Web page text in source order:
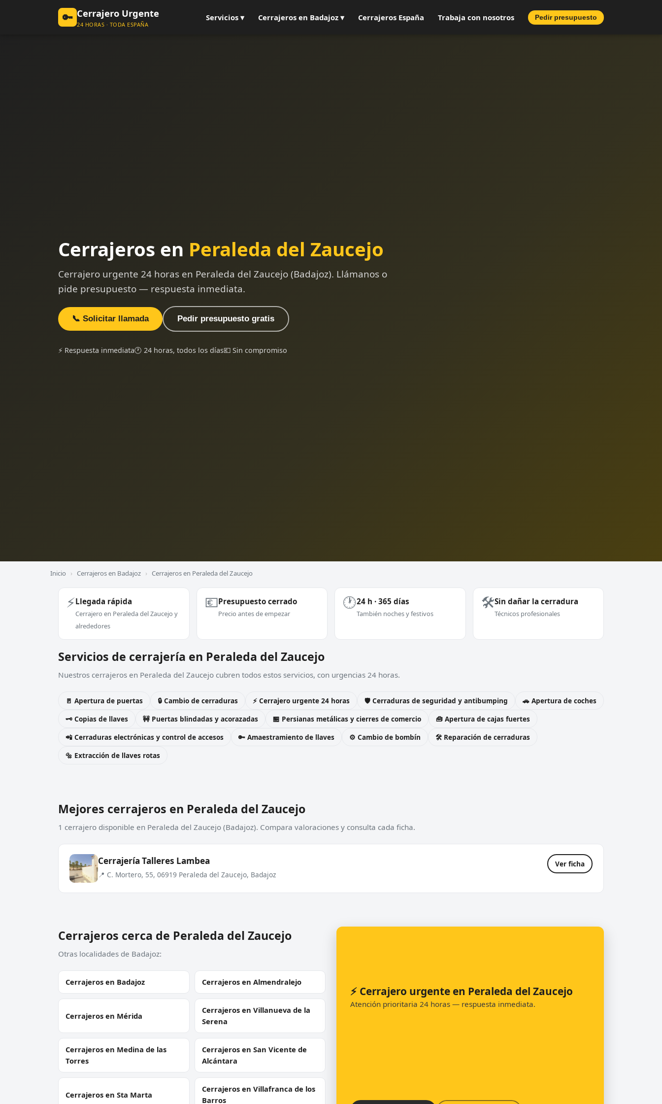
🔑 Cerrajero Urgente
24 HORAS · TODA ESPAÑA
Servicios ▾ Cerrajeros en Badajoz ▾ Cerrajeros España Trabaja con nosotros Pedir presupuesto
Cerrajeros en Peraleda del Zaucejo
Cerrajero urgente 24 horas en Peraleda del Zaucejo (Badajoz). Llámanos o
pide presupuesto — respuesta inmediata.
📞 Solicitar llamada Pedir presupuesto gratis
⚡ Respuesta inmediata🕐 24 horas, todos los días💶 Sin compromiso
Inicio › Cerrajeros en Badajoz › Cerrajeros en Peraleda del Zaucejo
⚡Llegada rápida
Cerrajero en Peraleda del Zaucejo y
alrededores
💶Presupuesto cerrado
Precio antes de empezar
🕐24 h · 365 días
También noches y festivos
🛠️Sin dañar la cerradura
Técnicos profesionales
Servicios de cerrajería en Peraleda del Zaucejo
Nuestros cerrajeros en Peraleda del Zaucejo cubren todos estos servicios, con urgencias 24 horas.
🚪 Apertura de puertas 🔒 Cambio de cerraduras ⚡ Cerrajero urgente 24 horas 🛡️ Cerraduras de seguridad y antibumping
🚗 Apertura de coches
🗝️ Copias de llaves
🚧 Puertas blindadas y acorazadas 🏪 Persianas metálicas y cierres de comercio
🧰 Apertura de cajas fuertes
📲 Cerraduras electrónicas y control de accesos
🔑 Amaestramiento de llaves ⚙️ Cambio de bombín
🛠️ Reparación de cerraduras
🔩 Extracción de llaves rotas
Mejores cerrajeros en Peraleda del Zaucejo
1 cerrajero disponible en Peraleda del Zaucejo (Badajoz). Compara valoraciones y consulta cada ficha.
Cerrajería Talleres Lambea
📍 C. Mortero, 55, 06919 Peraleda del Zaucejo, Badajoz
Ver ficha
Cerrajeros cerca de Peraleda del Zaucejo
Otras localidades de Badajoz:
Cerrajeros en Badajoz Cerrajeros en Almendralejo
Cerrajeros en Mérida
Cerrajeros en Villanueva de la
Serena
Cerrajeros en Medina de las
Torres
Cerrajeros en San Vicente de
Alcántara
Cerrajeros en Sta Marta
Cerrajeros en Villafranca de los
Barros
⚡ Cerrajero urgente en Peraleda del Zaucejo
Atención prioritaria 24 horas — respuesta inmediata.